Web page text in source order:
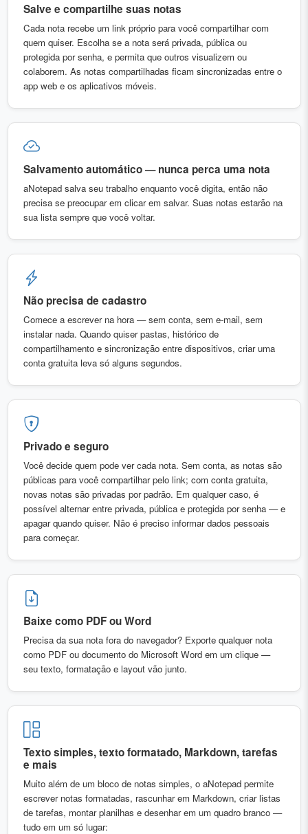
Salve e compartilhe suas notas
Cada nota recebe um link próprio para você compartilhar com
quem quiser. Escolha se a nota será privada, pública ou
protegida por senha, e permita que outros visualizem ou
colaborem. As notas compartilhadas ficam sincronizadas entre o
app web e os aplicativos móveis.
Salvamento automático — nunca perca uma nota
aNotepad salva seu trabalho enquanto você digita, então não
precisa se preocupar em clicar em salvar. Suas notas estarão na
sua lista sempre que você voltar.
Não precisa de cadastro
Comece a escrever na hora — sem conta, sem e-mail, sem
instalar nada. Quando quiser pastas, histórico de
compartilhamento e sincronização entre dispositivos, criar uma
conta gratuita leva só alguns segundos.
Privado e seguro
Você decide quem pode ver cada nota. Sem conta, as notas são
públicas para você compartilhar pelo link; com conta gratuita,
novas notas são privadas por padrão. Em qualquer caso, é
possível alternar entre privada, pública e protegida por senha — e
apagar quando quiser. Não é preciso informar dados pessoais
para começar.
Baixe como PDF ou Word
Precisa da sua nota fora do navegador? Exporte qualquer nota
como PDF ou documento do Microsoft Word em um clique —
seu texto, formatação e layout vão junto.
Texto simples, texto formatado, Markdown, tarefas
e mais
Muito além de um bloco de notas simples, o aNotepad permite
escrever notas formatadas, rascunhar em Markdown, criar listas
de tarefas, montar planilhas e desenhar em um quadro branco —
tudo em um só lugar: